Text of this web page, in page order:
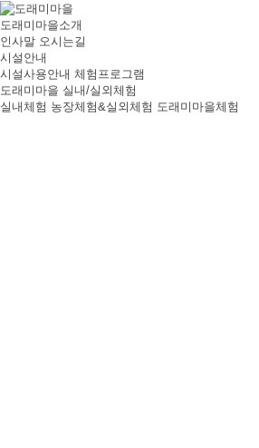
도래미마을소개
인사말 오시는길
시설안내
시설사용안내 체험프로그램
도래미마을 실내/실외체험
실내체험 농장체험&실외체험 도래미마을체험